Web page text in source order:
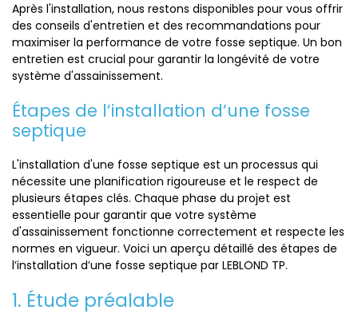
Après l'installation, nous restons disponibles pour vous offrir
des conseils d'entretien et des recommandations pour
maximiser la performance de votre fosse septique. Un bon
entretien est crucial pour garantir la longévité de votre
système d'assainissement.
Étapes de l’installation d’une fosse
septique
L'installation d'une fosse septique est un processus qui
nécessite une planification rigoureuse et le respect de
plusieurs étapes clés. Chaque phase du projet est
essentielle pour garantir que votre système
d'assainissement fonctionne correctement et respecte les
normes en vigueur. Voici un aperçu détaillé des étapes de
l’installation d’une fosse septique par LEBLOND TP.
1. Étude préalable